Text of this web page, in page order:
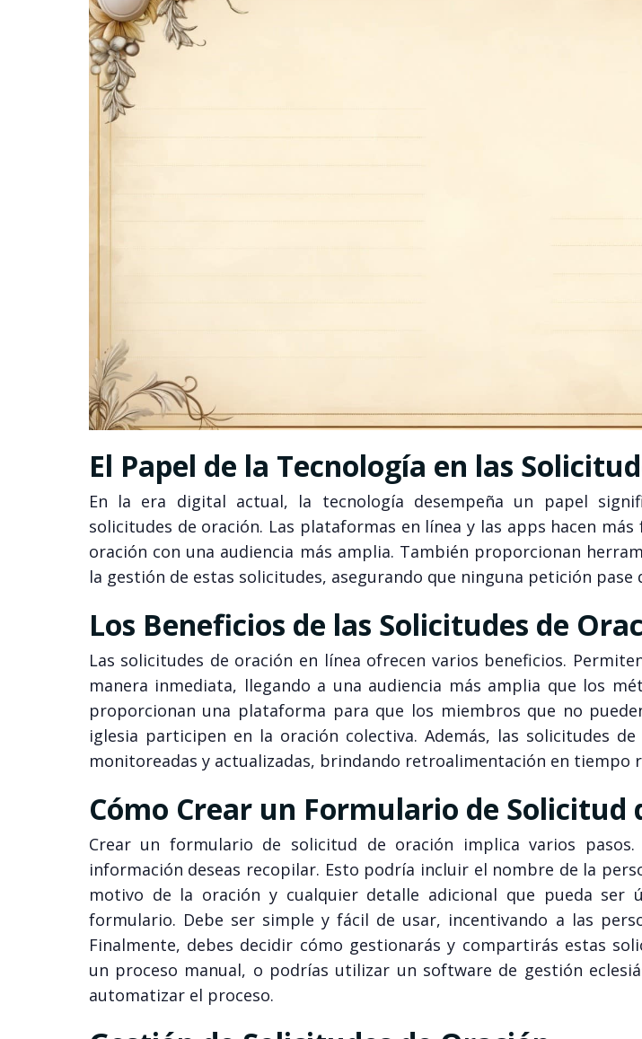
El Papel de la Tecnología en las
En la era digital actual, la tecnología desempeña un papel
solicitudes de oración. Las plataformas en línea y las apps hacen
oración con una audiencia más amplia. También proporcionan
la gestión de estas solicitudes, asegurando que ninguna petición pase
Los Beneficios de las Solicitudes de
Las solicitudes de oración en línea ofrecen varios beneficios.
manera inmediata, llegando a una audiencia más amplia que los
proporcionan una plataforma para que los miembros que no
iglesia participen en la oración colectiva. Además, las solicitudes
monitoreadas y actualizadas, brindando retroalimentación en tiempo
Cómo Crear un Formulario de Solicitud
Crear un formulario de solicitud de oración implica varios
información deseas recopilar. Esto podría incluir el nombre de la
motivo de la oración y cualquier detalle adicional que pueda ser
formulario. Debe ser simple y fácil de usar, incentivando a las
Finalmente, debes decidir cómo gestionarás y compartirás estas
un proceso manual, o podrías utilizar un software de gestión
automatizar el proceso.